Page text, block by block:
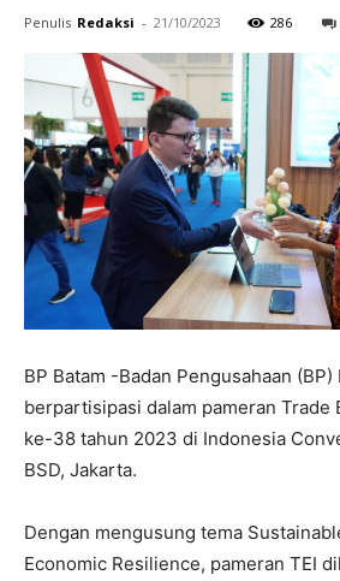
Penulis Redaksi - 21/10/2023 286
BP Batam -Badan Pengusahaan
berpartisipasi dalam pameran Trade
ke-38 tahun 2023 di Indonesia
BSD, Jakarta.
Dengan mengusung tema
Economic Resilience, pameran TEI